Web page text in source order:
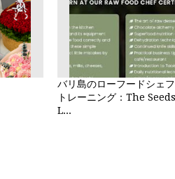
バリ島のローフードシェ
トレーニング：The
L...